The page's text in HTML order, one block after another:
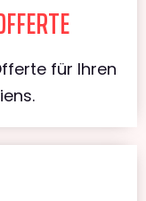
für Ihren